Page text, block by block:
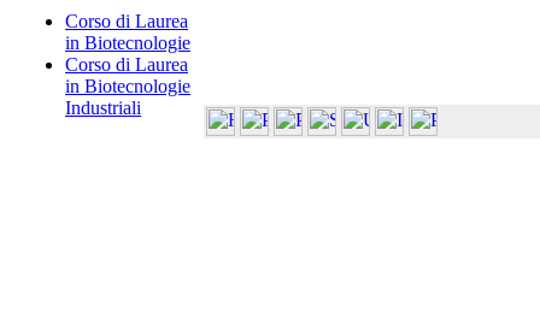
Corso di Laurea
in Biotecnologie
Corso di Laurea
in Biotecnologie
Industriali